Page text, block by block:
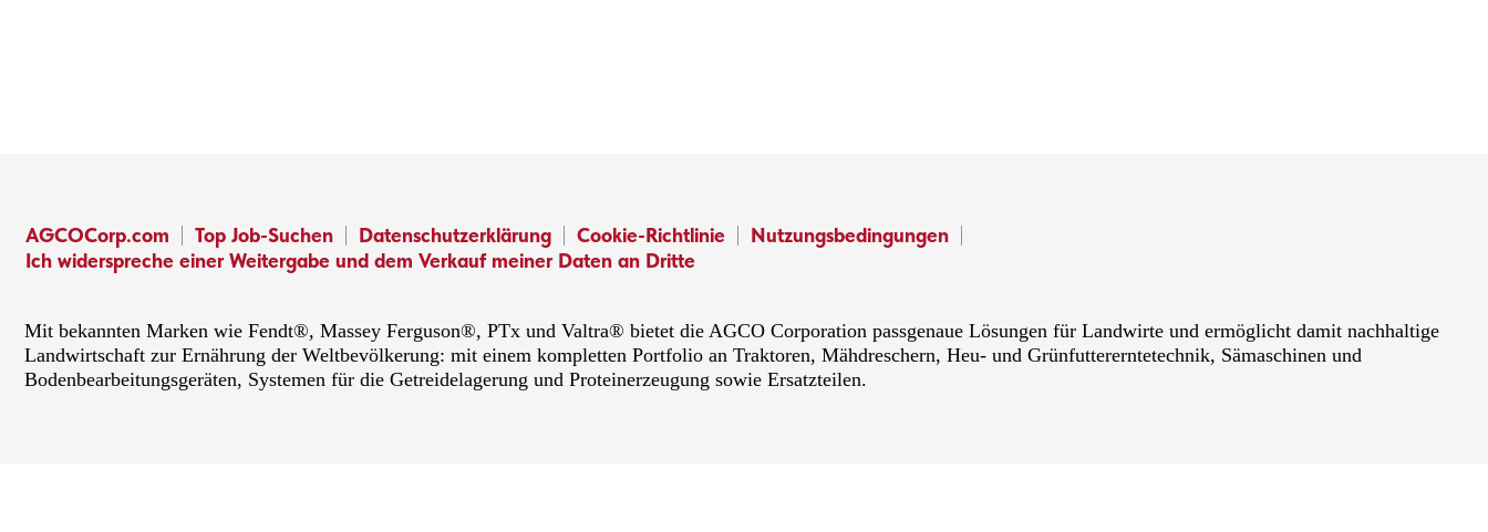
AGCOCorp.com Top Job-Suchen Datenschutzerklärung Cookie-Richtlinie
Nutzungsbedingungen
Ich widerspreche einer Weitergabe und dem Verkauf meiner Daten an Dritte
Mit bekannten Marken wie Fendt®, Massey Ferguson®, PTx und Valtra® bietet die AGCO Corporation passgenaue Lösungen für Landwirte und ermöglicht damit nachhaltige
Landwirtschaft zur Ernährung der Weltbevölkerung: mit einem kompletten Portfolio an Traktoren, Mähdreschern, Heu- und Grünfuttererntetechnik, Sämaschinen und
Bodenbearbeitungsgeräten, Systemen für die Getreidelagerung und Proteinerzeugung sowie Ersatzteilen.